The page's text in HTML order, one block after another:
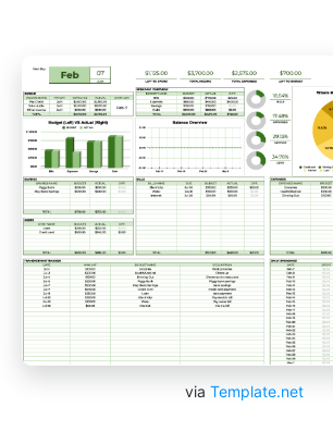
via Template.net